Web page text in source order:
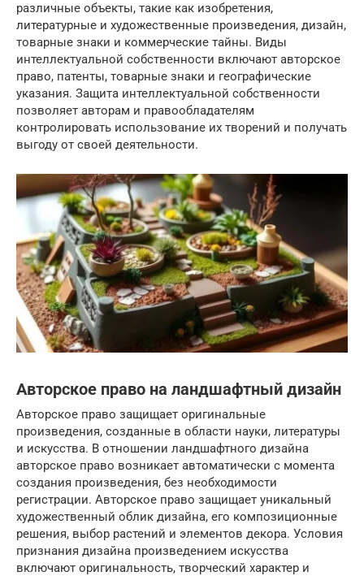
различные объекты, такие как изобретения,
литературные и художественные произведения, дизайн,
товарные знаки и коммерческие тайны. Виды
интеллектуальной собственности включают авторское
право, патенты, товарные знаки и географические
указания. Защита интеллектуальной собственности
позволяет авторам и правообладателям
контролировать использование их творений и получать
выгоду от своей деятельности.
Авторское право на ландшафтный дизайн
Авторское право защищает оригинальные
произведения, созданные в области науки, литературы
и искусства. В отношении ландшафтного дизайна
авторское право возникает автоматически с момента
создания произведения, без необходимости
регистрации. Авторское право защищает уникальный
художественный облик дизайна, его композиционные
решения, выбор растений и элементов декора. Условия
признания дизайна произведением искусства
включают оригинальность, творческий характер и